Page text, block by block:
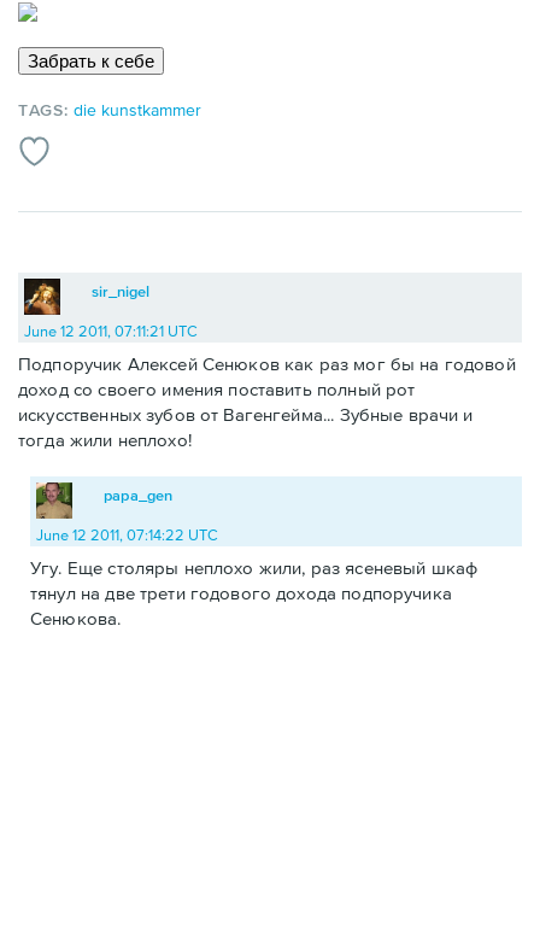
TAGS:die kunstkammer
sir_nigel
June 12 2011, 07:11:21 UTC
Подпоручик Алексей Сенюков как раз мог бы на годовой
доход со своего имения поставить полный рот
искусственных зубов от Вагенгейма... Зубные врачи и
тогда жили неплохо!
papa_gen
June 12 2011, 07:14:22 UTC
Угу. Еще столяры неплохо жили, раз ясеневый шкаф
тянул на две трети годового дохода подпоручика
Сенюкова.